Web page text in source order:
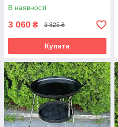
В наявності
3 060 ₴ 3 825 ₴
Купити